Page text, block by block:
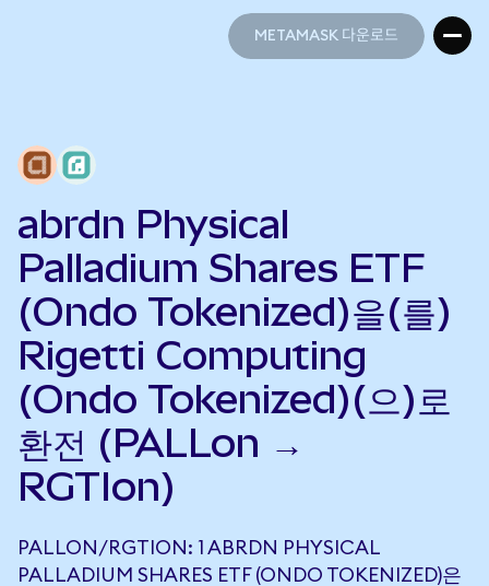
METAMASK 다운로드
abrdn Physical
Palladium Shares ETF
(Ondo Tokenized)을(를)
Rigetti Computing
(Ondo Tokenized)(으)로
환전 (PALLon →
RGTIon)
PALLON/RGTION: 1 ABRDN PHYSICAL
PALLADIUM SHARES ETF (ONDO TOKENIZED)은